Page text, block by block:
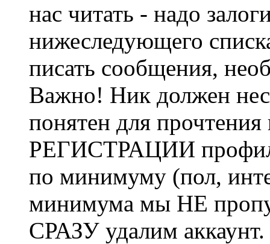
нас читать - надо
нижеследующего
писать сообщения,
Важно! Ник должен
понятен для
РЕГИСТРАЦИИ профиль
по минимуму (пол,
минимума мы НЕ
СРАЗУ удалим